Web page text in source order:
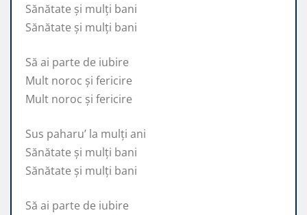
Sănătate și mulți bani
Sănătate și mulți bani
Să ai parte de iubire
Mult noroc și fericire
Mult noroc și fericire
Sus paharu’ la mulți ani
Sănătate și mulți bani
Sănătate și mulți bani
Să ai parte de iubire